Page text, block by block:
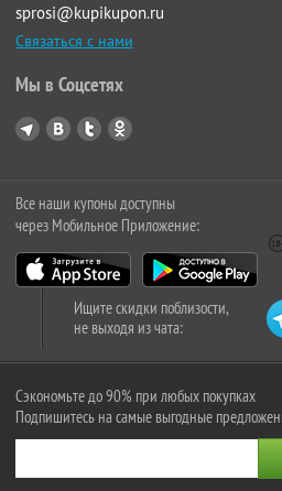
sprosi@kupikupon.ru
Связаться с нами
Мы в Соцсетях
Все наши купоны доступны
через Мобильное Приложение:
Ищите скидки поблизости,
не выходя из чата:
Сэкономьте до 90% при любых покупках
Подпишитесь на самые выгодные